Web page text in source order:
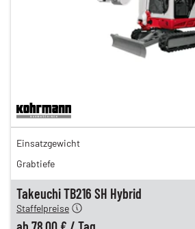
Takeuchi TB216 SH Hybrid
134,00 €
111,00 €
92,00 €
Staffelpreise
12,00 €
Einsatzgewicht
Grabtiefe